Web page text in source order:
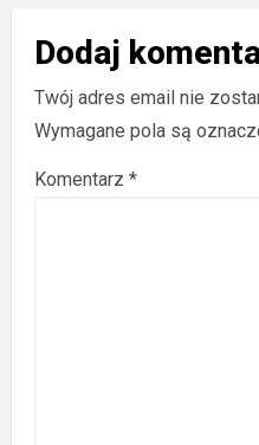
Dodaj
Twój adres email nie
Wymagane pola są
Komentarz*